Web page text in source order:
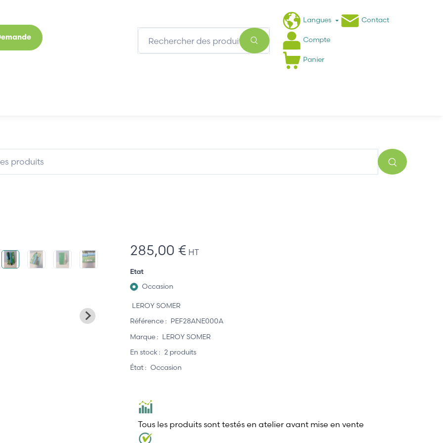
Langues Contact
Compte
Panier
285,00 € HT
Etat
Occasion
LEROY SOMER
Référence : PEF28ANE000A
Marque : LEROY SOMER
En stock : 2 produits
État : Occasion
Tous les produits sont testés en atelier avant mise en vente